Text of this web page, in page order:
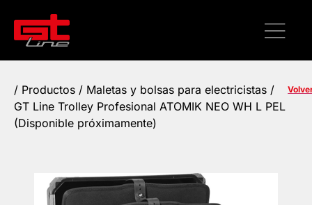
/ Productos / Maletas y bolsas para electricistas /
GT Line Trolley Profesional ATOMIK NEO WH L PEL
(Disponible próximamente)